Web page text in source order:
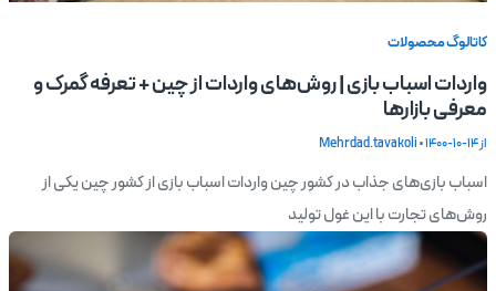
کاتالوگ محصولات
واردات اسباب بازی | روش‌های واردات از چین + تعرفه گمرک و
معرفی بازارها
از Mehrdad.tavakoli•1400-10-14
اسباب بازی‌های جذاب در کشور چین واردات اسباب بازی از کشور چین یکی از
روش‌های تجارت با این غول تولید